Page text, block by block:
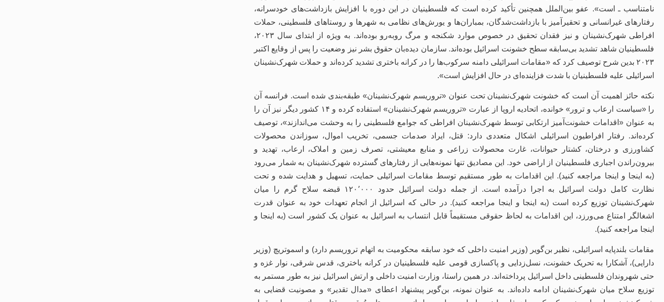
نامتناسب ـ است». عفو بین‌الملل همچنین تأکید کرده است که فلسطینیان در این دوره با افزایش بازداشت‌های خودسرانه،
رفتارهای غیرانسانی و تحقیرآمیز با بازداشت‌شدگان، بمباران‌ها و یورش‌های نظامی به شهرها و روستاهای فلسطینی، حملات
افراطی شهرک‌نشینان و نیز فقدان تحقیق در خصوص موارد شکنجه و مرگ روبه‌رو بوده‌اند. به ‌ویژه از ابتدای سال ۲۰۲۳،
فلسطینیان شاهد تشدید بی‌سابقه سطح خشونت اسرائیل بوده‌اند. سازمان دیده‌بان حقوق بشر نیز وضعیت را پس از وقایع اکتبر
۲۰۲۳ بدین شرح توصیف کرد که «مقامات اسرائیلی دامنه سرکوب‌ها را در کرانه باختری تشدید کرده‌اند و حملات شهرک‌نشینان
اسرائیلی علیه فلسطینیان با شدت فزاینده‌ای در حال افزایش است».
نکته حائز اهمیت آن است که خشونت شهرک‌نشینان تحت عنوان «تروریسم شهرک‌نشینان» طبقه‌بندی شده است. فرانسه آن
را «سیاست ارعاب و ترور» خوانده، اتحادیه اروپا از عبارت «تروریسم شهرک‌نشینان» استفاده کرده و ۱۴ کشور دیگر نیز آن را
به‌ عنوان «اقدامات خشونت‌آمیز ارتکابی توسط شهرک‌نشینان افراطی که جوامع فلسطینی را به وحشت می‌اندازند»، توصیف
کرده‌اند. رفتار افراطیون اسرائیلی اشکال متعددی دارد: قتل، ایراد صدمات جسمی، تخریب اموال، سوزاندن محصولات
کشاورزی و درختان، کشتار حیوانات، غارت محصولات زراعی و منابع معیشتی، تصرف زمین و املاک، ارعاب، تهدید و
بیرون‌راندن اجباری فلسطینیان از اراضی خود. این مصادیق تنها نمونه‌هایی از رفتارهای گسترده شهرک‌نشینان به شمار می‌رود
(به اینجا و اینجا مراجعه کنید). این اقدامات به ‌طور مستقیم توسط مقامات اسرائیلی حمایت، تسهیل و هدایت شده و تحت
نظارت کامل دولت اسرائیل به اجرا درآمده است. از جمله دولت اسرائیل حدود ۱۲۰٬۰۰۰ قبضه سلاح گرم را میان
شهرک‌نشینان توزیع کرده است (به اینجا و اینجا مراجعه کنید). در حالی که اسرائیل از انجام تعهدات خود به ‌عنوان قدرت
اشغالگر امتناع می‌ورزد، این اقدامات به‌ لحاظ حقوقی مستقیماً قابل انتساب به اسرائیل به عنوان یک کشور است (به اینجا و
اینجا مراجعه کنید).
مقامات بلندپایه اسرائیلی، نظیر بن‌گویر (وزیر امنیت داخلی که خود سابقه محکومیت به اتهام تروریسم دارد) و اسموتریچ (وزیر
دارایی)، آشکارا به تحریک خشونت، نسل‌زدایی و پاکسازی قومی علیه فلسطینیان در کرانه باختری، قدس شرقی، نوار غزه و
حتی شهروندان فلسطینی داخل اسرائیل پرداخته‌اند. در همین راستا، وزارت امنیت داخلی و ارتش اسرائیل نیز به ‌طور مستمر به
توزیع سلاح میان شهرک‌نشینان ادامه داده‌اند. به ‌عنوان نمونه، بن‌گویر پیشنهاد اعطای «مدال تقدیر» و مصونیت قضایی به